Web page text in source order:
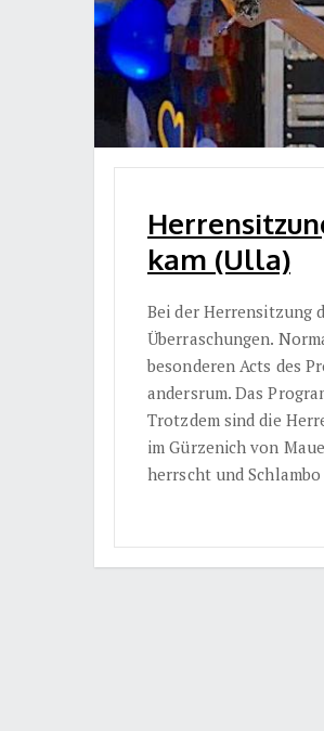
kam (Ulla)
Bei der Herrensitzung
Überraschungen.
besonderen Acts des
andersrum. Das
Trotzdem sind die
im Gürzenich von
herrscht und